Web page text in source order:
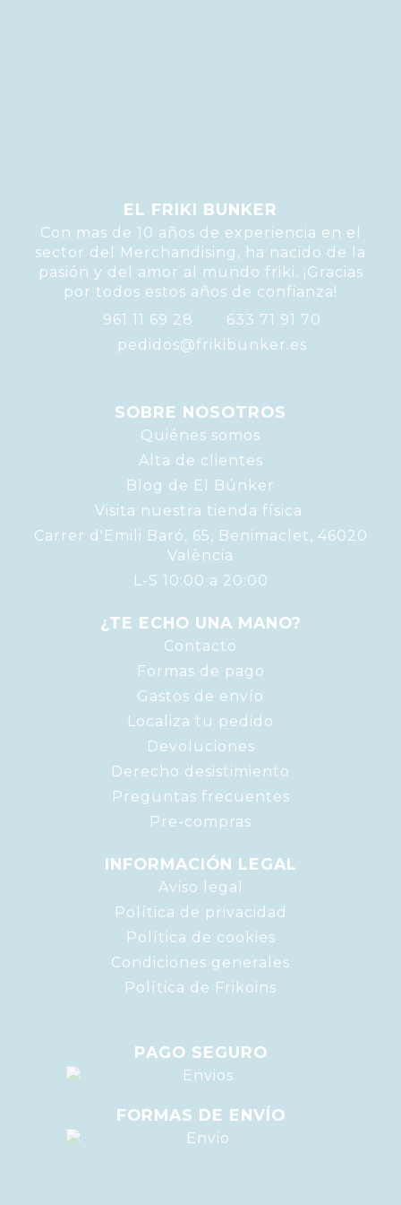
EL FRIKI BUNKER
Con mas de 10 años de experiencia en el
sector del Merchandising, ha nacido de la
pasión y del amor al mundo friki. ¡Gracias
por todos estos años de confianza!
961 11 69 28
633 71 91 70
pedidos@frikibunker.es
SOBRE NOSOTROS
Quiénes somos
Alta de clientes
Blog de El Búnker
Visita nuestra tienda física
Carrer d'Emili Baró, 65, Benimaclet, 46020
València
L-S 10:00 a 20:00
¿TE ECHO UNA MANO?
Contacto
Formas de pago
Gastos de envío
Localiza tu pedido
Devoluciones
Derecho desistimiento
Preguntas frecuentes
Pre-compras
INFORMACIÓN LEGAL
Aviso legal
Política de privacidad
Política de cookies
Condiciones generales
Política de Frikoins
PAGO SEGURO
FORMAS DE ENVÍO